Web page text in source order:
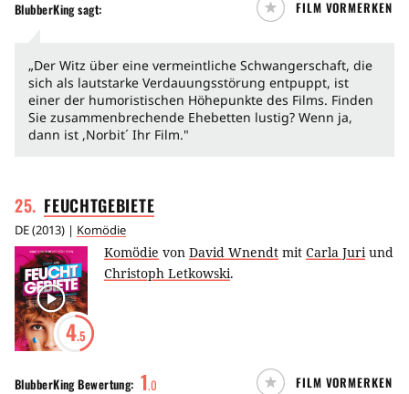
BlubberKingsagt: FILM VORMERKEN
„Der Witz über eine vermeintliche Schwangerschaft, die
sich als lautstarke Verdauungsstörung entpuppt, ist
einer der humoristischen Höhepunkte des Films. Finden
Sie zusammenbrechende Ehebetten lustig? Wenn ja,
dann ist ,Norbit´ Ihr Film."
25. FEUCHTGEBIETE
DE(2013) | Komödie
4.5
Komödie von David Wnendt mit Carla Juriund
Christoph Letkowski.
BlubberKingBewertung: 1.0 FILM VORMERKEN